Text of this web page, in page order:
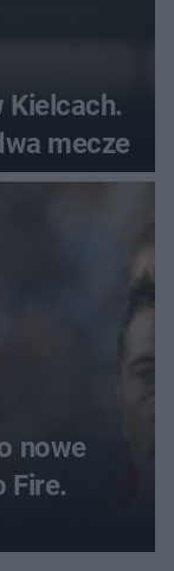
Kielcach.
mecze
nowe
Fire.